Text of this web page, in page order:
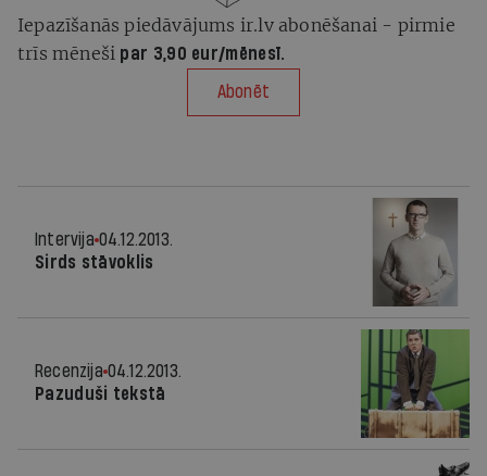
Iepazīšanās piedāvājums ir.lv abonēšanai - pirmie
trīs mēneši par 3,90 eur/mēnesī.
Abonēt
Intervija 04.12.2013.
Sirds stāvoklis
Recenzija 04.12.2013.
Pazuduši tekstā